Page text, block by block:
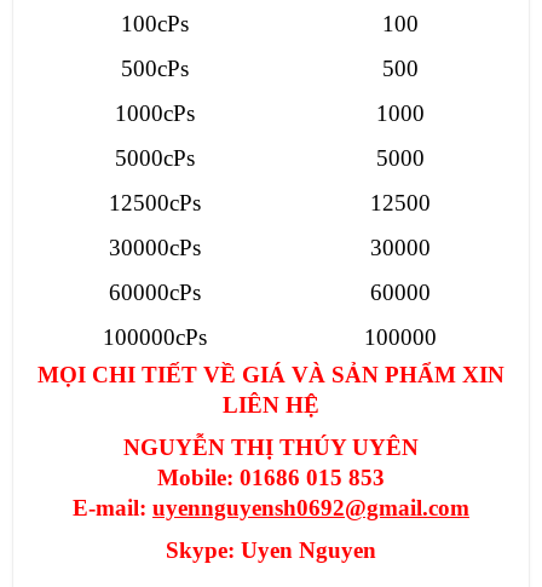
100cPs
100
500cPs
500
1000cPs
1000
5000cPs
5000
12500cPs
12500
30000cPs
30000
60000cPs
60000
100000cPs
100000
MỌI CHI TIẾT VỀ GIÁ VÀ SẢN PHẨM XIN
LIÊN HỆ
NGUYỄN THỊ THÚY UYÊN
Mobile: 01686 015 853
E-mail: uyennguyensh0692@gmail.com
Skype: Uyen Nguyen